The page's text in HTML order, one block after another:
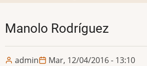
Manolo Rodríguez
admin
Mar, 12/04/2016 - 13:10